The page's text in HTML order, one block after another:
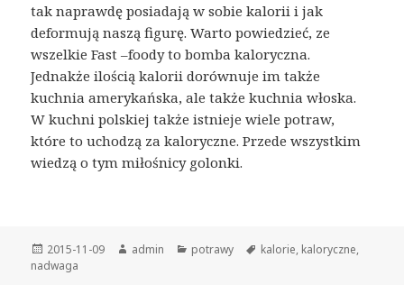
tak naprawdę posiadają w sobie kalorii i jak
deformują naszą figurę. Warto powiedzieć, ze
wszelkie Fast –foody to bomba kaloryczna.
Jednakże ilością kalorii dorównuje im także
kuchnia amerykańska, ale także kuchnia włoska.
W kuchni polskiej także istnieje wiele potraw,
które to uchodzą za kaloryczne. Przede wszystkim
wiedzą o tym miłośnicy golonki.
Opublikowano
2015-11-09 Autor
admin Kategorie
potrawy Tagi
kalorie, kaloryczne,
nadwaga